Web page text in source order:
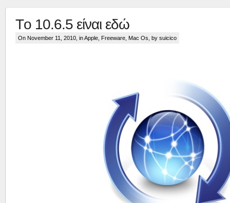
Tο 10.6.5 είναι εδώ
On November 11, 2010, inApple Freeware Mac Os , by suicico